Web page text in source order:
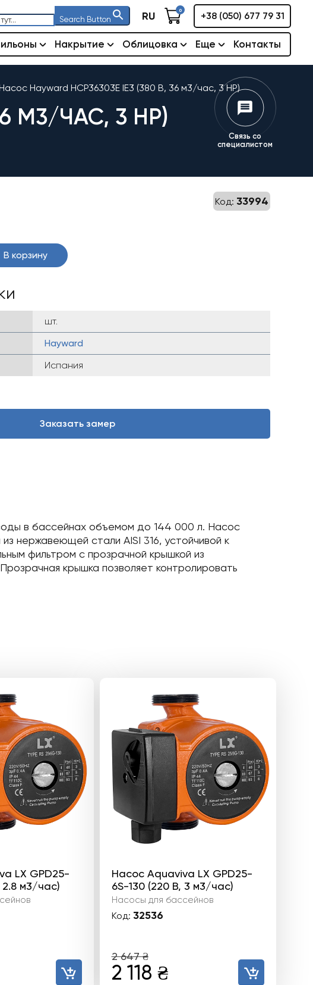
Search Button RU 0
+38 (050) 677 79 31
Накрытие Облицовка Еще Контакты
Hayward HCP36303E IE3 (380 В, 36 м3/час, 3 HP)
М3/ЧАС, 3 HP)
Связь со
специалистом
Код: 33994
В корзину
шт.
Hayward
Испания
Заказать замер
в бассейнах объемом до 144 000 л. Насос
нержавеющей стали AISI 316, устойчивой к
фильтром с прозрачной крышкой из
крышка позволяет контролировать
LX GPD25-
2.8 м3/час)
Текущая
Насос Aquaviva LX GPD25-
6S-130 (220 В, 3 м3/час)
Насосы для бассейнов
Код: 32536
2 647₴
Первоначальная
2 118 ₴Текущая